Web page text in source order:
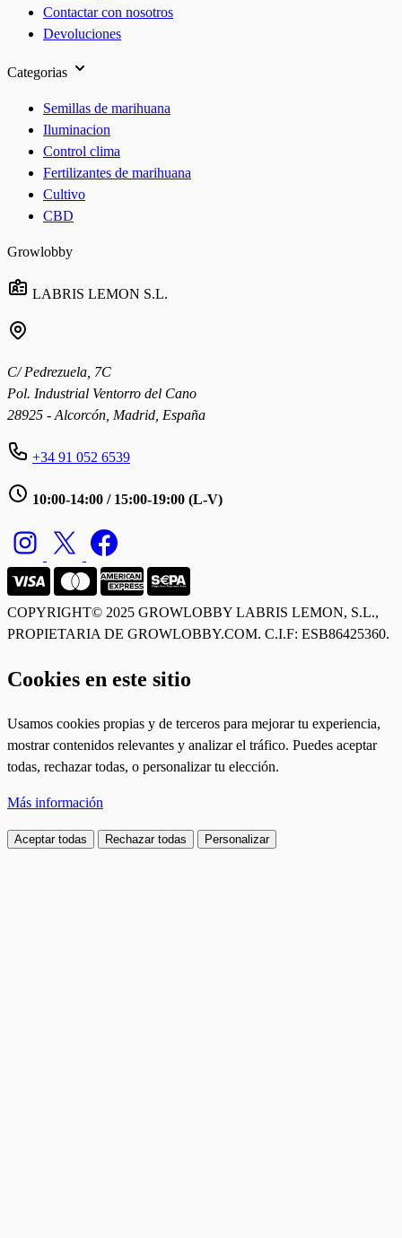
Contactar con nosotros
Devoluciones
Categorias
Semillas de marihuana
Iluminacion
Control clima
Fertilizantes de marihuana
Cultivo
CBD
Growlobby
LABRIS LEMON S.L.
C/ Pedrezuela, 7C
Pol. Industrial Ventorro del Cano
28925 - Alcorcón, Madrid, España
+34 91 052 6539
10:00-14:00 / 15:00-19:00 (L-V)
COPYRIGHT© 2025 GROWLOBBY LABRIS LEMON, S.L.,
PROPIETARIA DE GROWLOBBY.COM. C.I.F: ESB86425360.
Cookies en este sitio
Usamos cookies propias y de terceros para mejorar tu experiencia,
mostrar contenidos relevantes y analizar el tráfico. Puedes aceptar
todas, rechazar todas, o personalizar tu elección.
Más información
Aceptar todas Rechazar todas Personalizar